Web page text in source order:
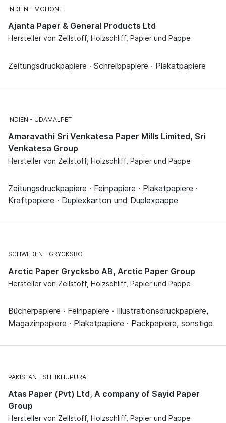
INDIEN MOHONE
Ajanta Paper & General Products Ltd
Hersteller von Zellstoff, Holzschliff, Papier und Pappe
Zeitungsdruckpapiere · Schreibpapiere · Plakatpapiere
INDIEN UDAMALPET
Amaravathi Sri Venkatesa Paper Mills Limited, Sri
Venkatesa Group
Hersteller von Zellstoff, Holzschliff, Papier und Pappe
Zeitungsdruckpapiere · Feinpapiere · Plakatpapiere ·
Kraftpapiere · Duplexkarton und Duplexpappe
SCHWEDEN GRYCKSBO
Arctic Paper Grycksbo AB, Arctic Paper Group
Hersteller von Zellstoff, Holzschliff, Papier und Pappe
Bücherpapiere · Feinpapiere · Illustrationsdruckpapiere,
Magazinpapiere · Plakatpapiere · Packpapiere, sonstige
PAKISTAN SHEIKHUPURA
Atas Paper (Pvt) Ltd, A company of Sayid Paper
Group
Hersteller von Zellstoff, Holzschliff, Papier und Pappe